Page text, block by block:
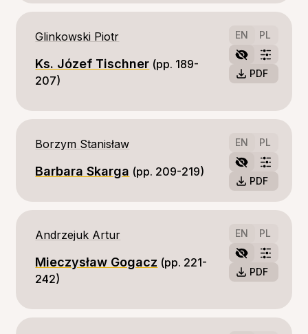
EN PL
PDF
Glinkowski Piotr
Ks. Józef Tischner (pp. 189-
207)
EN PL
PDF
Borzym Stanisław
Barbara Skarga (pp. 209-219)
EN PL
PDF
Andrzejuk Artur
Mieczysław Gogacz (pp. 221-
242)